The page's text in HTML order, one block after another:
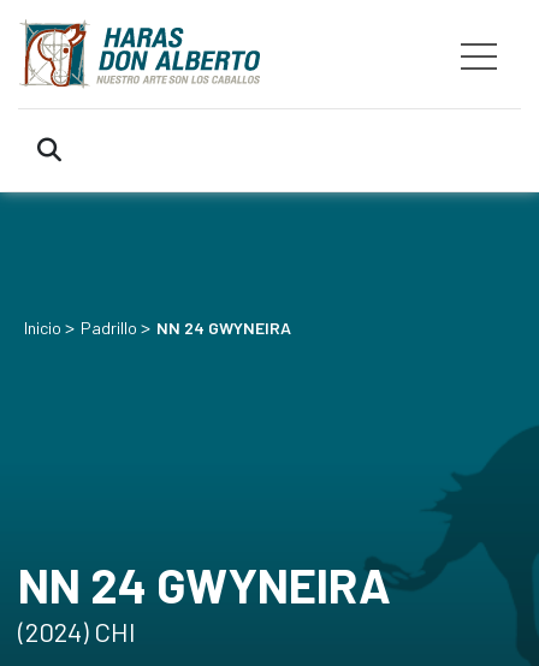
Inicio > Padrillo > NN 24 GWYNEIRA
NN 24 GWYNEIRA
(2024) CHI